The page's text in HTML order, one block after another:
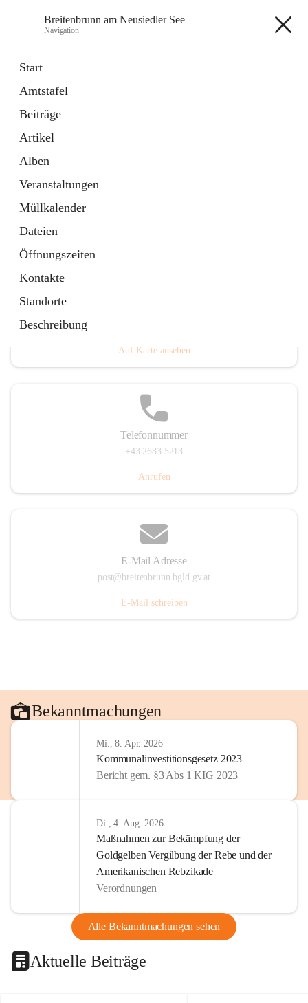
Breitenbrunn am Neusiedler See
Navigation
Start
Amtstafel
Beiträge
Artikel
Alben
Veranstaltungen
Müllkalender
Dateien
Öffnungszeiten
Kontakte
Standorte
Beschreibung
18 Schnellzugriffe
Gemeindeservice
Auf Karte ansehen
Telefonnummer
+43 2683 5213
Anrufen
E-Mail Adresse
post@breitenbrunn.bgld.gv.at
E-Mail schreiben
Bekanntmachungen
Mi., 8. Apr. 2026
Kommunalinvestitionsgesetz 2023
Bericht gem. §3 Abs 1 KIG 2023
Di., 4. Aug. 2026
Maßnahmen zur Bekämpfung der
Goldgelben Vergilbung der Rebe und der
Amerikanischen Rebzikade
Verordnungen
Alle Bekanntmachungen sehen
Aktuelle Beiträge